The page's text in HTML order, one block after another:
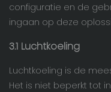
configuratie en de
ingaan op deze
3.1 Luchtkoeling
Luchtkoeling is de
Het is niet beperkt tot